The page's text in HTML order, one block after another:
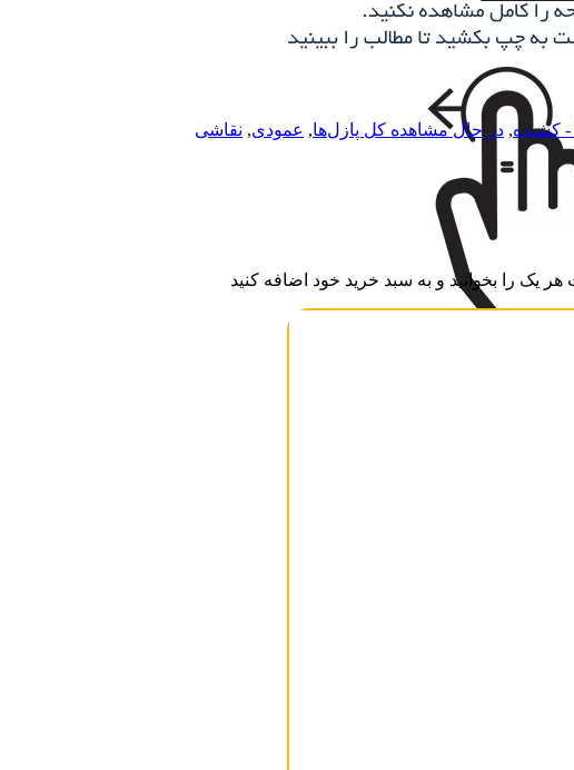
- کشیده, در حال مشاهده کل پازل‌ها, عمودی, نقاشی
یک را بخوانید و به سبد خرید خود اضافه کنید